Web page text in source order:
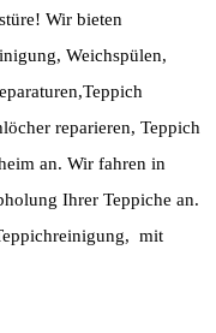
Wir bieten
Weichspülen,
reparieren, Teppich
an. Wir fahren in
Ihrer Teppiche an.
mit